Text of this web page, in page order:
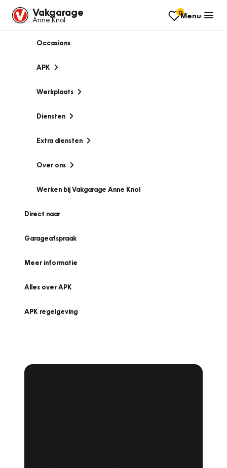
Vakgarage
Anne Knol
0Menu
Occasions
APK
Werkplaats
Diensten
Extra diensten
Over ons
Werken bij Vakgarage Anne Knol
Direct naar
Garageafspraak
Meer informatie
Alles over APK
APK regelgeving